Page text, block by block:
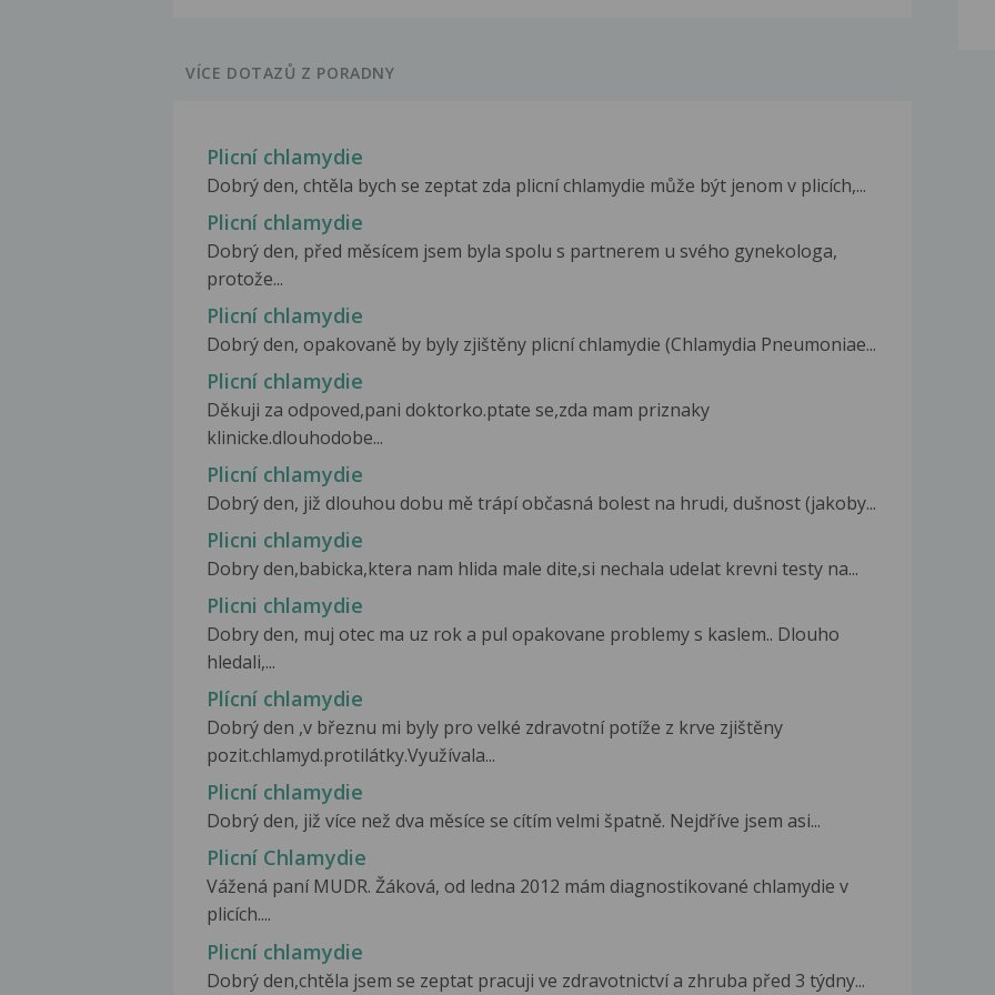
VÍCE DOTAZŮ Z PORADNY
Plicní chlamydie
Dobrý den, chtěla bych se zeptat zda plicní chlamydie může být jenom v plicích,...
Plicní chlamydie
Dobrý den, před měsícem jsem byla spolu s partnerem u svého gynekologa,
protože...
Plicní chlamydie
Dobrý den, opakovaně by byly zjištěny plicní chlamydie (Chlamydia Pneumoniae...
Plicní chlamydie
Děkuji za odpoved,pani doktorko.ptate se,zda mam priznaky
klinicke.dlouhodobe...
Plicní chlamydie
Dobrý den, již dlouhou dobu mě trápí občasná bolest na hrudi, dušnost (jakoby...
Plicni chlamydie
Dobry den,babicka,ktera nam hlida male dite,si nechala udelat krevni testy na...
Plicni chlamydie
Dobry den, muj otec ma uz rok a pul opakovane problemy s kaslem.. Dlouho
hledali,...
Plícní chlamydie
Dobrý den ,v březnu mi byly pro velké zdravotní potíže z krve zjištěny
pozit.chlamyd.protilátky.Využívala...
Plicní chlamydie
Dobrý den, již více než dva měsíce se cítím velmi špatně. Nejdříve jsem asi...
Plicní Chlamydie
Vážená paní MUDR. Žáková, od ledna 2012 mám diagnostikované chlamydie v
plicích....
Plicní chlamydie
Dobrý den,chtěla jsem se zeptat pracuji ve zdravotnictví a zhruba před 3 týdny...